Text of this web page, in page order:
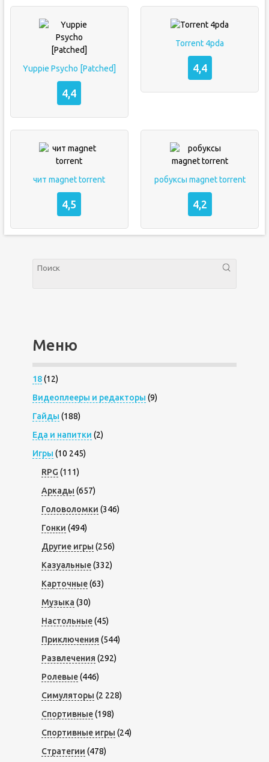
Yuppie Psycho [Patched]
4,4
Torrent 4pda
4,4
чит magnet torrent
4,5
робуксы magnet torrent
4,2
Меню
18(12)
Видеоплееры и редакторы (9)
Гайды (188)
Еда и напитки (2)
Игры (10 245)
RPG (111)
Аркады (657)
Головоломки (346)
Гонки (494)
Другие игры (256)
Казуальные(332)
Карточные(63)
Музыка (30)
Настольные(45)
Приключения (544)
Развлечения (292)
Ролевые(446)
Симуляторы (2 228)
Спортивные(198)
Спортивные игры (24)
Стратегии (478)